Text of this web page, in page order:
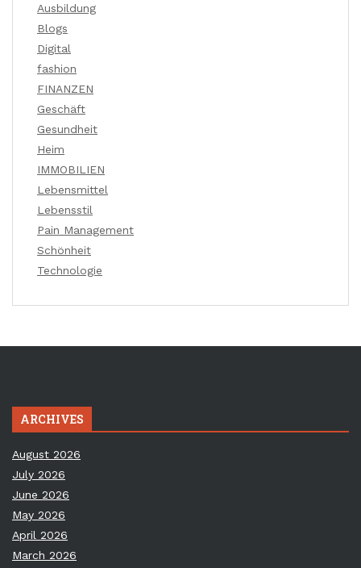
Ausbildung
Blogs
Digital
fashion
FINANZEN
Geschäft
Gesundheit
Heim
IMMOBILIEN
Lebensmittel
Lebensstil
Pain Management
Schönheit
Technologie
ARCHIVES
August 2026
July 2026
June 2026
May 2026
April 2026
March 2026